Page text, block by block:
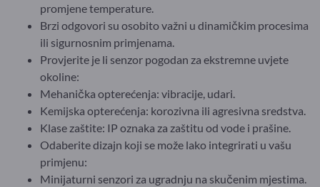
promjene temperature.
Brzi odgovori su osobito važni u dinamičkim procesima
ili sigurnosnim primjenama.
Provjerite je li senzor pogodan za ekstremne uvjete
okoline:
Mehanička opterećenja: vibracije, udari.
Kemijska opterećenja: korozivna ili agresivna sredstva.
Klase zaštite: IP oznaka za zaštitu od vode i prašine.
Odaberite dizajn koji se može lako integrirati u vašu
primjenu:
Minijaturni senzori za ugradnju na skučenim mjestima.